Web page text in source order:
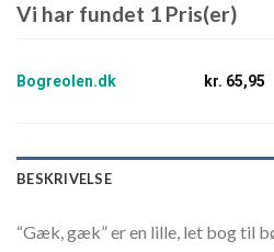
Vi har fundet 1 Pris(er)
Bogreolen.dk kr. 65,95
BESKRIVELSE
“Gæk, gæk” er en lille, let bog til